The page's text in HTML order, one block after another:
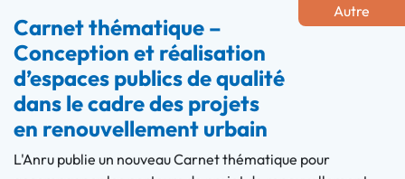
Autre
Carnet thématique –
Conception et réalisation
d’espaces publics de qualité
dans le cadre des projets
en renouvellement urbain
L'Anru publie un nouveau Carnet thématique pour